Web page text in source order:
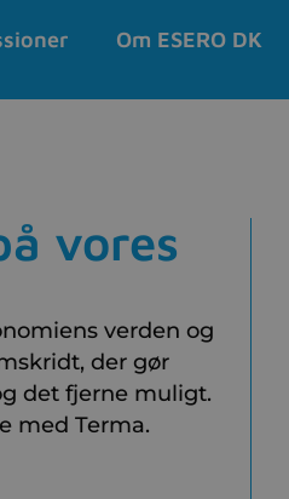
Om ESERO DK
vores
verden og
der gør
det fjerne muligt.
med Terma.